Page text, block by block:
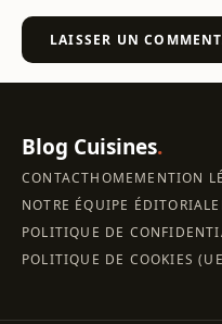
Blog Cuisines.
CONTACTHOMEMENTION
NOTRE ÉQUIPE ÉDITORIALE
POLITIQUE DE
POLITIQUE DE COOKIES